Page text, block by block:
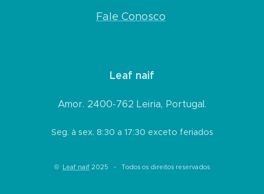
Fale Conosco
Leaf naif
Amor. 2400-762 Leiria, Portugal.
Seg. à sex. 8:30 a 17:30 exceto feriados
© Leaf naif 2025 - Todos os direitos reservados